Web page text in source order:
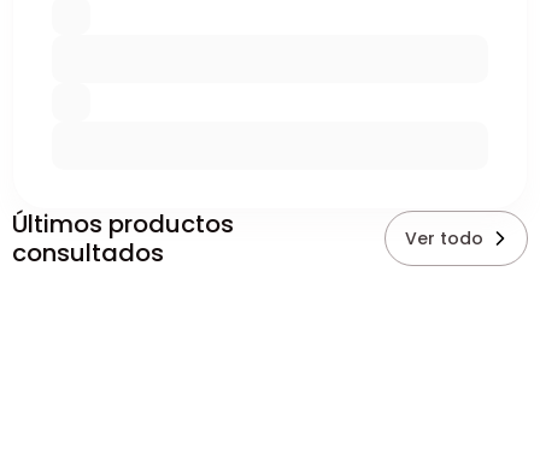
Últimos productos
consultados
Ver todo